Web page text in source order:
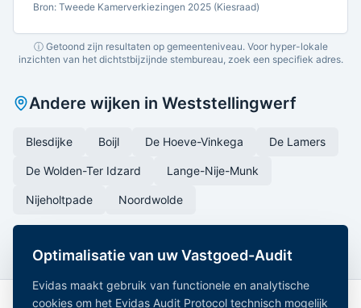
Bron: Tweede Kamerverkiezingen 2025 (Kiesraad)
ⓘ Getoond zijn resultaten op gemeenteniveau. Voor hyper-lokale
inzichten van het dichtstbijzijnde stembureau, zoek een specifiek adres.
Andere wijken in Weststellingwerf
Blesdijke Boijl De Hoeve-Vinkega De Lamers
De Wolden-Ter Idzard Lange-Nije-Munk
Nijeholtpade Noordwolde
Optimalisatie van uw Vastgoed-Audit
Evidas maakt gebruik van functionele en analytische
cookies om het Evidas Audit Protocol technisch mogelijk